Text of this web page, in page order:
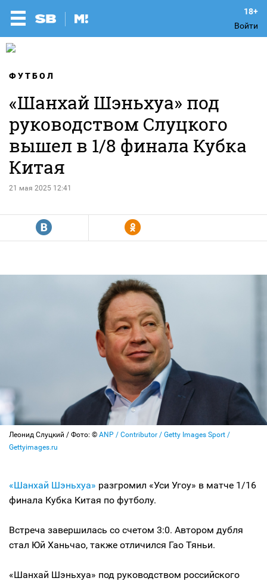
Войти
ФУТБОЛ
«Шанхай Шэньхуа» под
руководством Слуцкого
вышел в 1/8 финала Кубка
Китая
21 мая 2025 12:41
R Y
Леонид Слуцкий / Фото: © ANP / Contributor / Getty Images Sport /
Gettyimages.ru
«Шанхай Шэньхуа» разгромил «Уси Угоу» в матче 1/16
финала Кубка Китая по футболу.
Встреча завершилась со счетом 3:0. Автором дубля
стал Юй Ханьчао, также отличился Гао Тяньи.
«Шанхай Шэньхуа» под руководством российского